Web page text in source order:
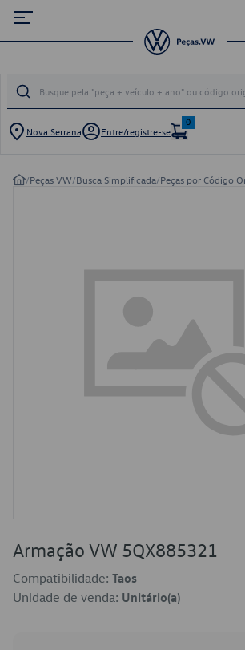
Nova Serrana Entre/registre-se
0
/Peças VW/Busca Simplificada/Peças por Código
Armação VW 5QX885321
Compatibilidade: Taos
Unidade de venda: Unitário(a)